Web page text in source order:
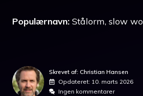
Populærnavn: Stålorm, slow
Skrevet af: Christian Hansen
Opdateret: 10. marts 2026
Ingen kommentarer